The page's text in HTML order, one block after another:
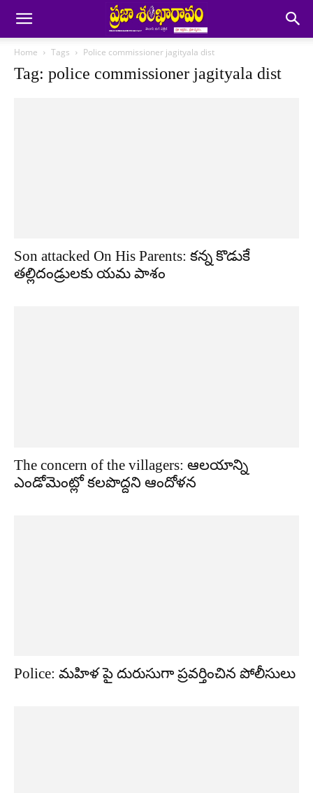
Home Tags Police commissioner jagityala dist
Tag: police commissioner jagityala dist
Son attacked On His Parents: కన్న కొడుకే
తల్లిదండ్రులకు యమ పాశం
The concern of the villagers: ఆలయాన్ని
ఎండోమెంట్లో కలపొద్దని ఆందోళన
Police: మహిళ పై దురుసుగా ప్రవర్తించిన పోలీసులు